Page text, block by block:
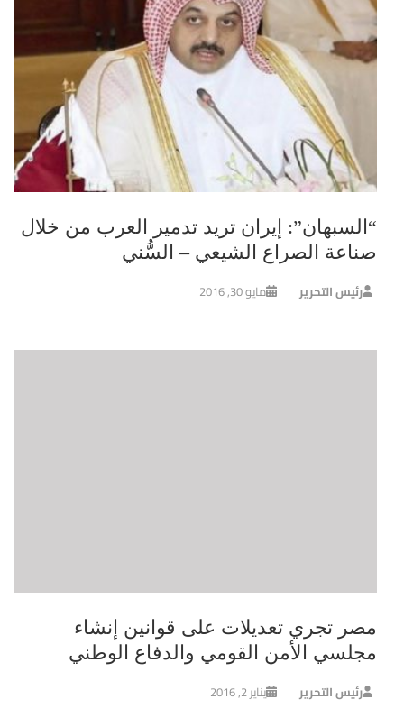
“السبهان”: إيران تريد تدمير العرب من خلال
صناعة الصراع الشيعي – السُّني
رئيس التحرير مايو 30, 2016
مصر تجري تعديلات على قوانين إنشاء
مجلسي الأمن القومي والدفاع الوطني
رئيس التحرير يناير 2, 2016